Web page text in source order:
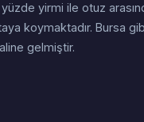
yirmi ile otuz
koymaktadır. Bursa
gelmiştir.